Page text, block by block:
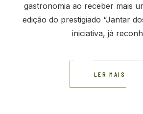
gastronomia ao receber mais
edição do prestigiado “Jantar
iniciativa, já
LER MAIS